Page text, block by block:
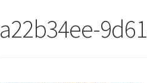
a22b34ee-